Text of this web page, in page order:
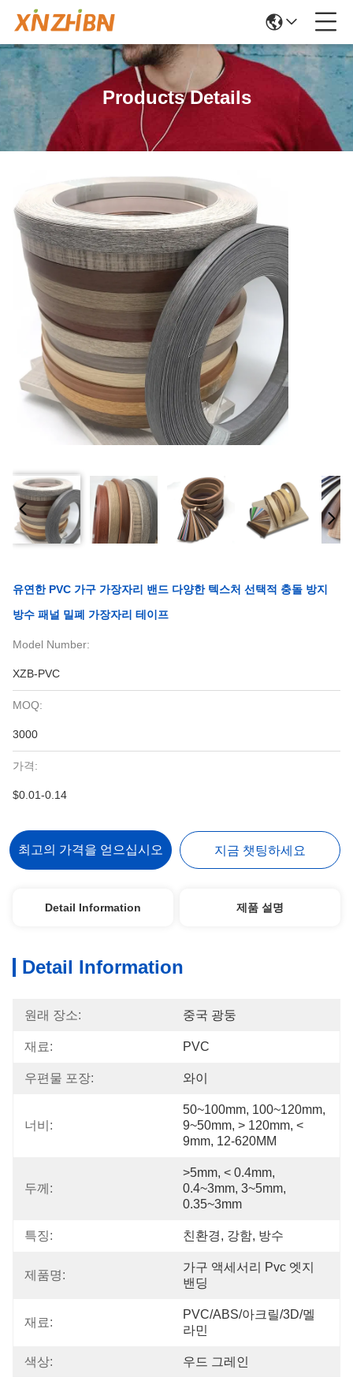
Products Details
유연한 PVC 가구 가장자리 밴드 다양한 텍스처 선택적 충돌 방지
방수 패널 밀폐 가장자리 테이프
Model Number:
XZB-PVC
MOQ:
3000
가격:
$0.01-0.14
최고의 가격을 얻으십시오 지금 챗팅하세요
Detail Information 제품 설명
Detail Information
원래 장소: 중국 광둥
재료: PVC
우편물 포장: 와이
너비:
50~100mm, 100~120mm,
9~50mm, > 120mm, <
9mm, 12-620MM
두께:
>5mm, < 0.4mm,
0.4~3mm, 3~5mm,
0.35~3mm
특징: 친환경, 강함, 방수
제품명:
가구 액세서리 Pvc 엣지
밴딩
재료:
PVC/ABS/아크릴/3D/멜
라민
색상: 우드 그레인